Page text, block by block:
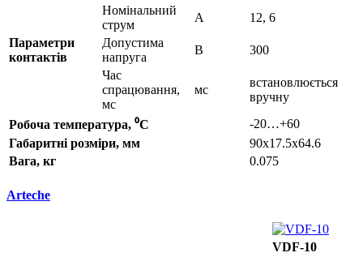
Параметри
контактів
Номінальний
струм
A
12, 6
Допустима
напруга
В
300
Час
спрацювання,
мс
мс
встановлюється
вручну
Робоча температура, ⁰С
-20…+60
Габаритні розміри, мм
90x17.5x64.6
Вага, кг
0.075
Arteche
VDF-10